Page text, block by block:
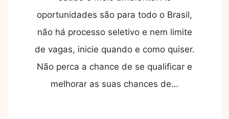
oportunidades são para todo o Brasil,
não há processo seletivo e nem limite
de vagas, inicie quando e como quiser.
Não perca a chance de se qualificar e
melhorar as suas chances de…